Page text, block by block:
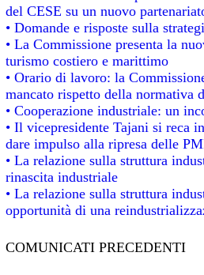
del CESE su un nuovo
• Domande e risposte sulla
• La Commissione presenta la
turismo costiero e marittimo
• Orario di lavoro: la
mancato rispetto della normativa
• Cooperazione industriale: un
• Il vicepresidente Tajani si reca
dare impulso alla ripresa delle
• La relazione sulla struttura
rinascita industriale
• La relazione sulla struttura
opportunità di una
COMUNICATI PRECEDENTI